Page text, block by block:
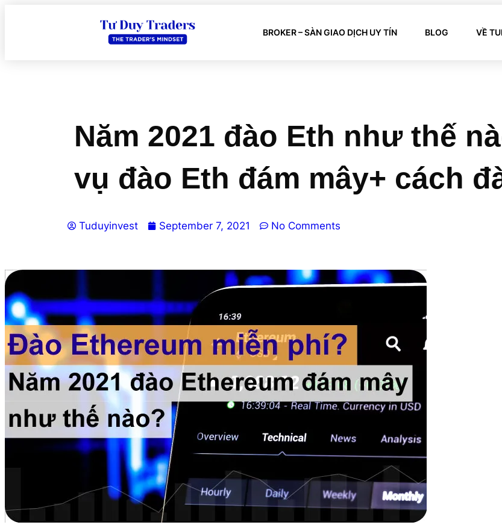
BROKER – SÀN GIAO DỊCH UY TÍN BLOG VỀ
Năm 2021 đào Eth như thế
vụ đào Eth đám mây+ cách
Tuduyinvest September 7, 2021 No Comments